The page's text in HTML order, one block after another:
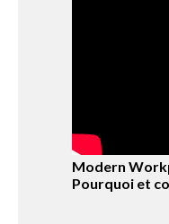
Modern
Pourquoi et